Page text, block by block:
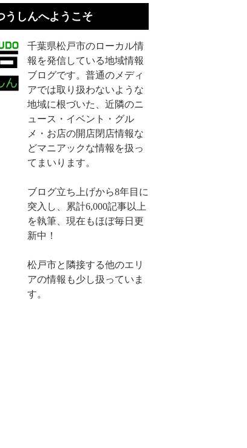
うしんへようこそ
千葉県松戸市のローカル情
報を発信している地域情報
ブログです。普通のメディ
アでは取り扱わないような
地域に根づいた、近隣のニ
ュース・イベント・グル
メ・お店の開店閉店情報な
どマニアックな情報を扱っ
てまいります。
ブログ立ち上げから8年目に
突入し、累計6,000記事以上
を執筆、現在もほぼ毎日更
新中！
松戸市と隣接する他のエリ
アの情報も少し扱っていま
す。